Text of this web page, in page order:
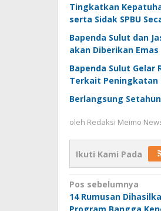
Tingkatkan
serta Sidak SPBU
Bapenda Sulut dan
akan Diberikan Emas
Bapenda Sulut Gelar
Terkait Peningkatan
Berlangsung
oleh Redaksi Meimo
Ikuti Kami Pada
Navigasi
pos
Pos sebelumnya
14 Rumusan
Program Bangga